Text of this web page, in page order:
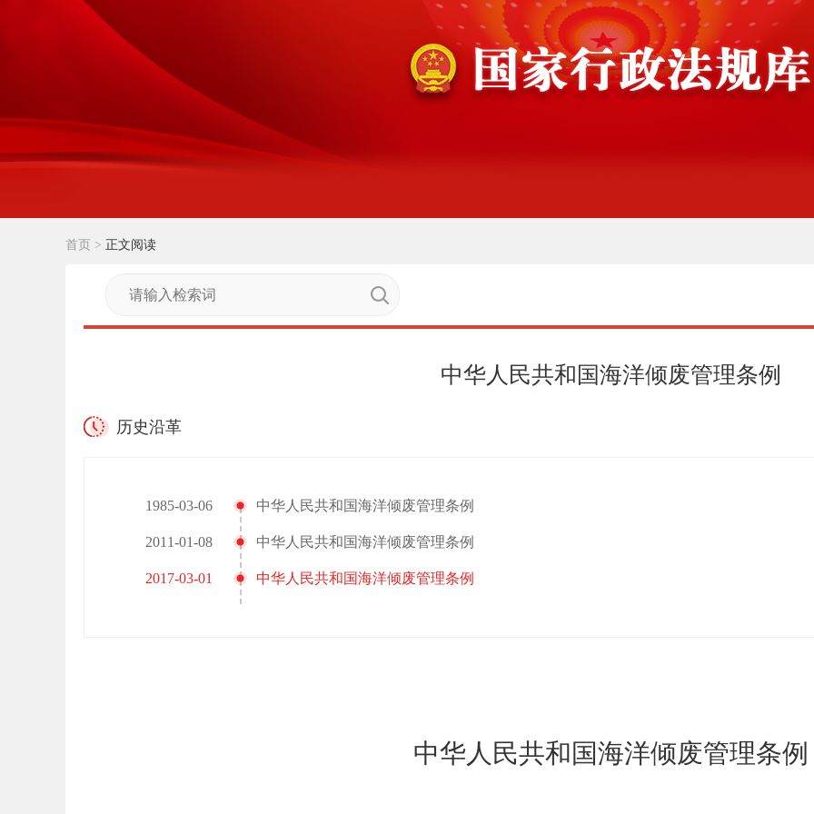
首页 > 正文阅读
中华人民共和国海洋倾废管理条例
历史沿革
1985-03-06
2011-01-08
2017-03-01
中华人民共和国海洋倾废管理条例
中华人民共和国海洋倾废管理条例
中华人民共和国海洋倾废管理条例
中华人民共和国海洋倾废管理条例